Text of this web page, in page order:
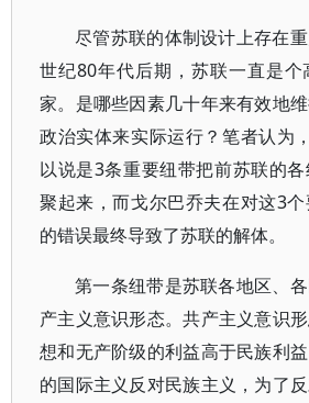
尽管苏联的体制设计上存在
世纪80年代后期，苏联一直是个
家。是哪些因素几十年来有效地
政治实体来实际运行？笔者认为
以说是3条重要纽带把前苏联的
聚起来，而戈尔巴乔夫在对这3
的错误最终导致了苏联的解体。
第一条纽带是苏联各地区、
产主义意识形态。共产主义意识
想和无产阶级的利益高于民族利
的国际主义反对民族主义，为了